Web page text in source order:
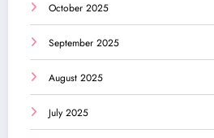
October 2025
September 2025
August 2025
July 2025